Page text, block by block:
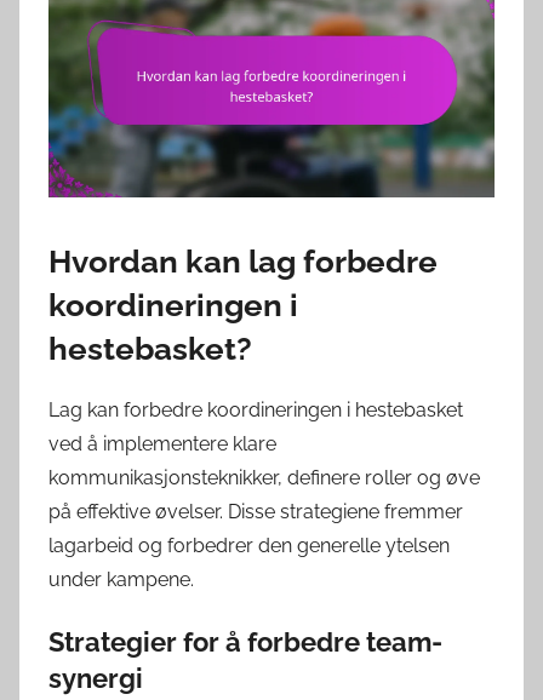
Hvordan kan lag forbedre
koordineringen i
hestebasket?
Lag kan forbedre koordineringen i hestebasket
ved å implementere klare
kommunikasjonsteknikker, definere roller og øve
på effektive øvelser. Disse strategiene fremmer
lagarbeid og forbedrer den generelle ytelsen
under kampene.
Strategier for å forbedre team-
synergi